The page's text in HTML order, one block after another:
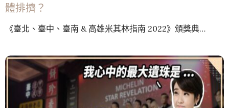
體排擠？
《臺北、臺中、臺南 & 高雄米其林指南 2022》頒獎典…